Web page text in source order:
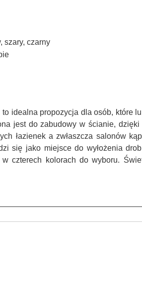
szary, czarny
to idealna propozycja dla osób, które
jest do zabudowy w ścianie,
łazienek a zwłaszcza salonów
się jako miejsce do wyłożenia
czterech kolorach do wyboru.